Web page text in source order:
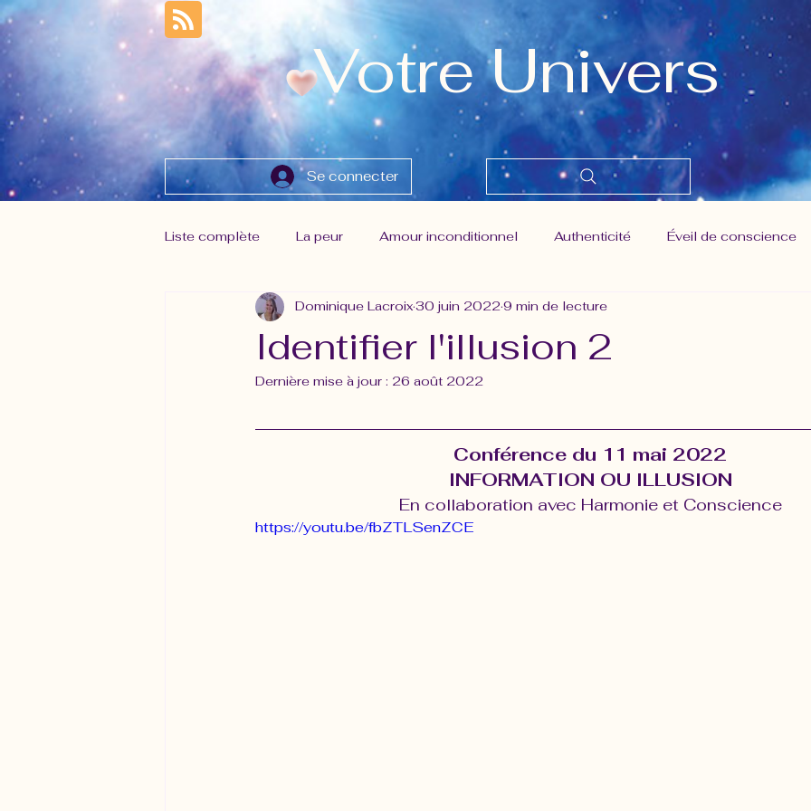
Votre Univers
Se connecter
Liste complète La peur Amour inconditionnel Authenticité Éveil de conscience
Gestion des émotions Lâcher prise Liberté Maitrise des pensées
Musique de la Source Nouvel humain - Nouvelle conscience
Réalisation de soi Relations amoureuses
Systèmes de croyances Vérité Santé physique
Identifier l'illusion 2
Dominique Lacroix30 juin 20229 min de lecture
Dernière mise à jour : 26 août 2022
Conférence du 11 mai 2022
INFORMATION OU ILLUSION
En collaboration avec Harmonie et Conscience
https://youtu.be/fbZTLSenZCE